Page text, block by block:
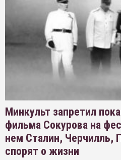
Минкульт запретил
фильма Сокурова на
нем Сталин, Черчилль,
спорят о жизни